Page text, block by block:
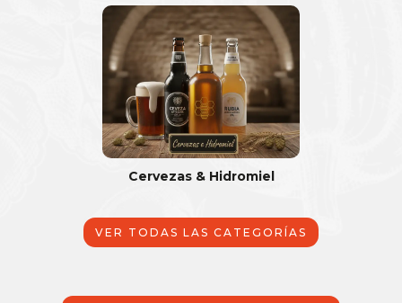
Cervezas & Hidromiel
VER TODAS LAS CATEGORÍAS